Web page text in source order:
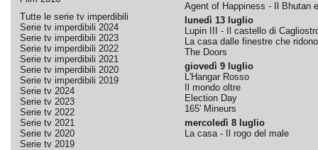
Tutte le serie tv imperdibili
Serie tv imperdibili 2024
Serie tv imperdibili 2023
Serie tv imperdibili 2022
Serie tv imperdibili 2021
Serie tv imperdibili 2020
Serie tv imperdibili 2019
Serie tv 2024
Serie tv 2023
Serie tv 2022
Serie tv 2021
Serie tv 2020
Serie tv 2019
Agent of Happiness - Il Bhutan
lunedì 13 luglio
Lupin III - Il castello di
La casa dalle finestre che ridono
The Doors
giovedì 9 luglio
L'Hangar Rosso
Il mondo oltre
Election Day
165' Mineurs
mercoledì 8 luglio
La casa - Il rogo del male